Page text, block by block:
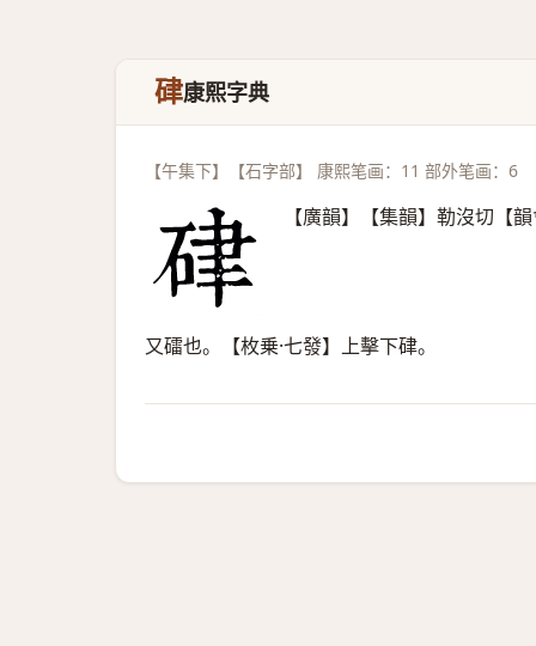
硉康熙字典
【午集下】【石字部】 康熙笔画：11 部外笔画：6
【廣韻】【集韻】勒沒切【
又礌也。【枚乗·七發】上擊下硉。